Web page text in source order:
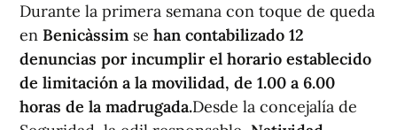
Durante la primera semana con toque de queda
en Benicàssim se han contabilizado 12
denuncias por incumplir el horario establecido
de limitación a la movilidad, de 1.00 a 6.00
horas de la madrugada.Desde la concejalía de